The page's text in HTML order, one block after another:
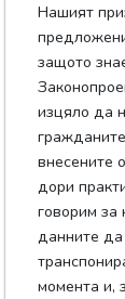
Нашият
защото
изцяло да
внесените
дори
говорим
данните
момента и,